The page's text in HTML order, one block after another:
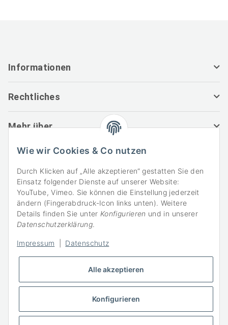
Informationen
Rechtliches
Mehr über
+4987034651744
Service-Telefon
info@luftwassertechnik.de
24h Verfügbarkeit
Max Wolkow
Deggendorfer Str. 37
84051 Essenbach - Oberahrain
Deutschland
Vertrag widerrufen
Wie wir Cookies & Co nutzen
Durch Klicken auf „Alle akzeptieren“ gestatten Sie den
Einsatz folgender Dienste auf unserer Website:
YouTube, Vimeo. Sie können die Einstellung jederzeit
ändern (Fingerabdruck-Icon links unten). Weitere
Details finden Sie unter Konfigurieren und in unserer
Datenschutzerklärung.
Impressum Datenschutz
Alle akzeptieren
Konfigurieren